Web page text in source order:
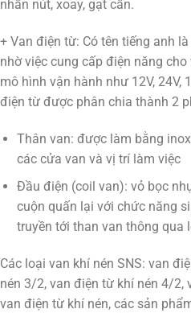
nhấn nút, xoay, gạt cần.
+ Van điện từ: Có tên tiếng anh
nhờ việc cung cấp điện năng
mô hình vận hành như 12V, 24V,
điện từ được phân chia thành 2
Thân van: được làm bằng
các cửa van và vị trí làm việc
Đầu điện (coil van): vỏ bọc
cuộn quấn lại với chức năng
truyền tới than van thông qua
Các loại van khí nén SNS: van
nén 3/2, van điện từ khí nén 4/2,
van điện từ khí nén, các sản